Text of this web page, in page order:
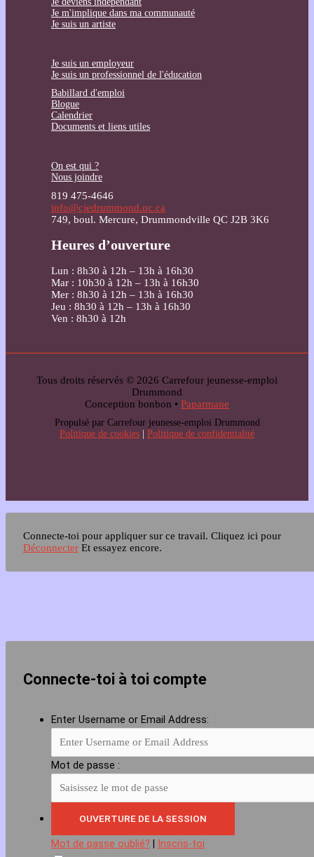
Je m'implique dans ma communauté
Je suis un artiste
Je suis un employeur
Je suis un professionnel de l'éducation
Babillard d'emploi
Blogue
Calendrier
Documents et liens utiles
On est qui ?
Nous joindre
819 475-4646
info@cjedrummond.qc.ca
749, boul. Mercure, Drummondville QC J2B 3K6
Heures d’ouverture
Lun : 8h30 à 12h – 13h à 16h30
Mar : 10h30 à 12h – 13h à 16h30
Mer : 8h30 à 12h – 13h à 16h30
Jeu : 8h30 à 12h – 13h à 16h30
Ven : 8h30 à 12h
Tous droits réservés © 2026 Carrefour jeunesse-emploi
Drummond
Conception bonbon • Paparmane
Propulsé par Carrefour jeunesse-emploi Drummond
Politique de cookies
Politique de confidentialité
Connecte-toi pour appliquer sur ce travail. Cliquez ici pour
Déconnecter Et essayez encore.
Connecte-toi à toi compte
Enter Username or Email Address:
Mot de passe :
Mot de passe oublié? | Inscris-toi